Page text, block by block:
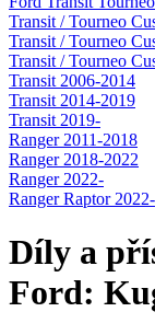
Transit / Tourneo
Transit / Tourneo
Transit / Tourneo
Transit 2006-2014
Transit 2014-2019
Transit 2019-
Ranger 2011-2018
Ranger 2018-2022
Ranger 2022-
Ranger Raptor 2022-
Díly a
Ford: